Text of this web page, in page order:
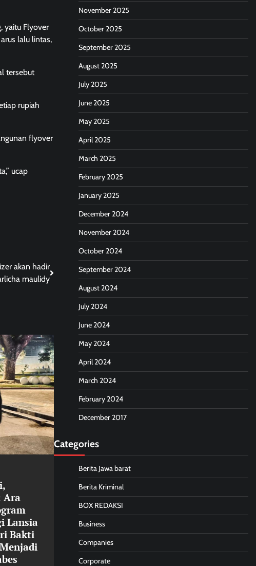
yaitu Flyover
lalu lintas,
tersebut
rupiah
flyover
ucap
akan hadir
maulidy
Ara
Lansia
Bakti
November 2025
October 2025
September 2025
August 2025
July 2025
June 2025
May 2025
April 2025
March 2025
February 2025
January 2025
December 2024
November 2024
October 2024
September 2024
August 2024
July 2024
June 2024
May 2024
April 2024
March 2024
February 2024
December 2017
Categories
Berita Jawa barat
Berita Kriminal
BOX REDAKSI
Business
Companies
Corporate